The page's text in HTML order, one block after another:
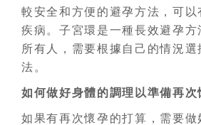
較安全和方便的避孕方法，可
疾病。子宮環是一種長效避孕
所有人，需要根據自己的情況
法。
如何做好身體的調理以準備再次
如果有再次懷孕的打算，需要做